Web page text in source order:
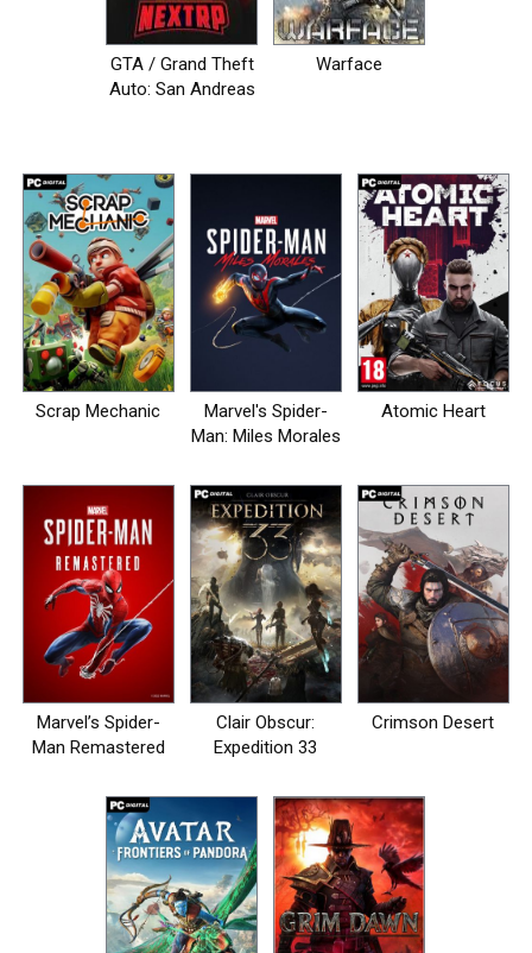
GTA / Grand Theft
Auto: San Andreas
Warface
Scrap Mechanic
Marvel's Spider-
Man: Miles Morales
Atomic Heart
Marvel’s Spider-
Man Remastered
Clair Obscur:
Expedition 33
Crimson Desert